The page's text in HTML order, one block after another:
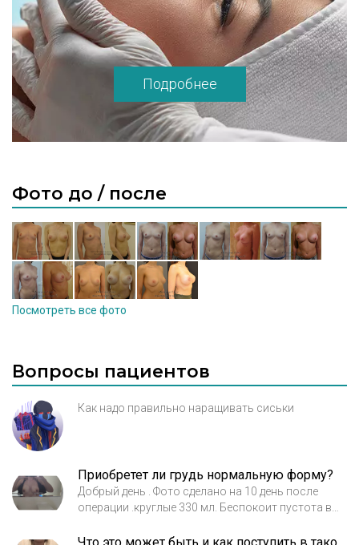
Подробнее
Фото до / после
Посмотреть все фото
Вопросы пациентов
Как надо правильно наращивать сиськи
Приобретет ли грудь нормальную форму?
Добрый день . Фото сделано на 10 день после
операции .круглые 330 мл. Беспокоит пустота в
расположение сосков . Подскажите ,приобретет